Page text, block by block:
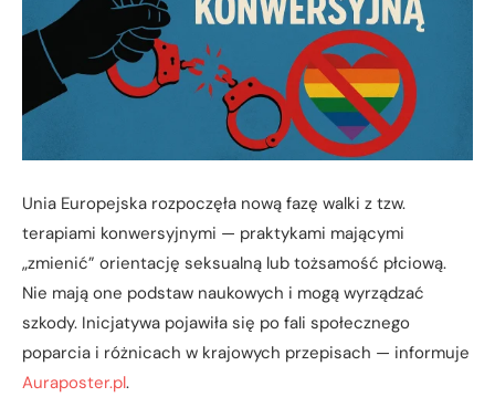
Unia Europejska rozpoczęła nową fazę walki z tzw.
terapiami konwersyjnymi — praktykami mającymi
„zmienić” orientację seksualną lub tożsamość płciową.
Nie mają one podstaw naukowych i mogą wyrządzać
szkody. Inicjatywa pojawiła się po fali społecznego
poparcia i różnicach w krajowych przepisach — informuje
Auraposter.pl.